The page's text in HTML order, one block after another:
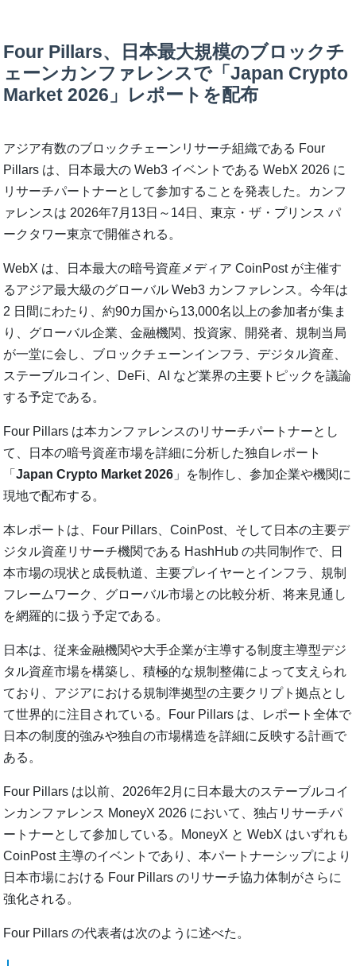
Four Pillars、日本最大規模のブロックチ
ェーンカンファレンスで「Japan Crypto
Market 2026」レポートを配布
アジア有数のブロックチェーンリサーチ組織である Four
Pillars は、日本最大の Web3 イベントである WebX 2026 に
リサーチパートナーとして参加することを発表した。カンフ
ァレンスは 2026年7月13日～14日、東京・ザ・プリンス パ
ークタワー東京で開催される。
WebX は、日本最大の暗号資産メディア CoinPost が主催す
るアジア最大級のグローバル Web3 カンファレンス。今年は
2 日間にわたり、約90カ国から13,000名以上の参加者が集ま
り、グローバル企業、金融機関、投資家、開発者、規制当局
が一堂に会し、ブロックチェーンインフラ、デジタル資産、
ステーブルコイン、DeFi、AI など業界の主要トピックを議論
する予定である。
Four Pillars は本カンファレンスのリサーチパートナーとし
て、日本の暗号資産市場を詳細に分析した独自レポート
「Japan Crypto Market 2026 」を制作し、参加企業や機関に
現地で配布する。
本レポートは、Four Pillars、CoinPost、そして日本の主要デ
ジタル資産リサーチ機関である HashHub の共同制作で、日
本市場の現状と成長軌道、主要プレイヤーとインフラ、規制
フレームワーク、グローバル市場との比較分析、将来見通し
を網羅的に扱う予定である。
日本は、従来金融機関や大手企業が主導する制度主導型デジ
タル資産市場を構築し、積極的な規制整備によって支えられ
ており、アジアにおける規制準拠型の主要クリプト拠点とし
て世界的に注目されている。Four Pillars は、レポート全体で
日本の制度的強みや独自の市場構造を詳細に反映する計画で
ある。
Four Pillars は以前、2026年2月に日本最大のステーブルコイ
ンカンファレンス MoneyX 2026 において、独占リサーチパ
ートナーとして参加している。MoneyX と WebX はいずれも
CoinPost 主導のイベントであり、本パートナーシップにより
日本市場における Four Pillars のリサーチ協力体制がさらに
強化される。
Four Pillars の代表者は次のように述べた。